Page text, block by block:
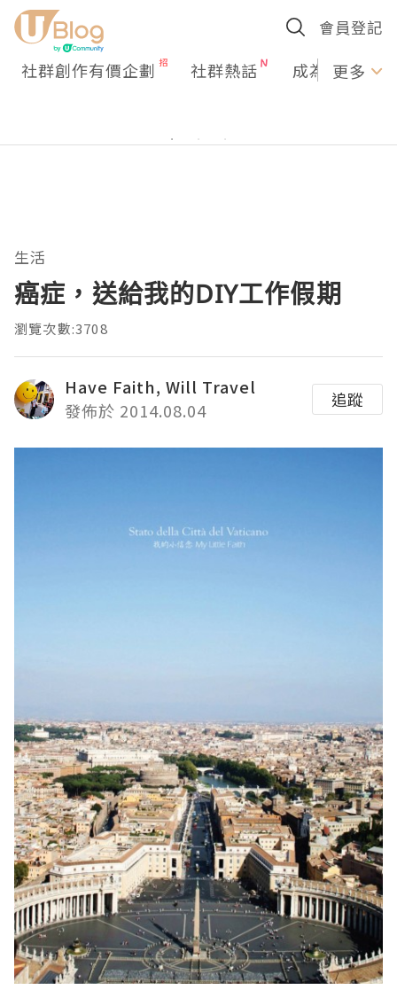
會員登記
社群創作有價企劃 社群熱話 成為U更多
生活
癌症，送給我的DIY工作假期
瀏覽次數:3708
Have Faith, Will Travel
發佈於 2014.08.04
追蹤